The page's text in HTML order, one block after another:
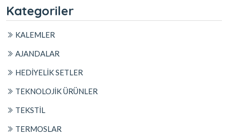
Kategoriler
KALEMLER
AJANDALAR
HEDİYELİK SETLER
TEKNOLOJİK ÜRÜNLER
TEKSTİL
TERMOSLAR